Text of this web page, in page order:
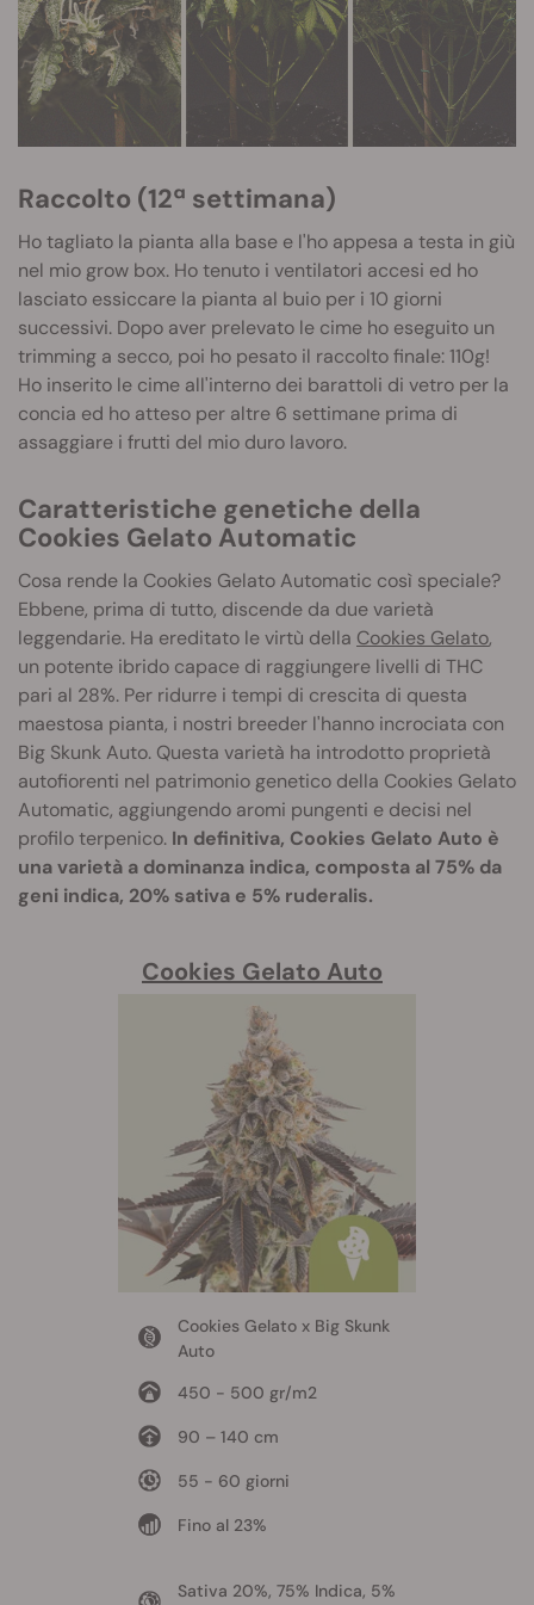
Raccolto (12ª settimana)
Ho tagliato la pianta alla base e l'ho appesa a testa in giù
nel mio grow box. Ho tenuto i ventilatori accesi ed ho
lasciato essiccare la pianta al buio per i 10 giorni
successivi. Dopo aver prelevato le cime ho eseguito un
trimming a secco, poi ho pesato il raccolto finale: 110g!
Ho inserito le cime all'interno dei barattoli di vetro per la
concia ed ho atteso per altre 6 settimane prima di
assaggiare i frutti del mio duro lavoro.
Caratteristiche genetiche della
Cookies Gelato Automatic
Cosa rende la Cookies Gelato Automatic così speciale?
Ebbene, prima di tutto, discende da due varietà
leggendarie. Ha ereditato le virtù della Cookies Gelato,
un potente ibrido capace di raggiungere livelli di THC
pari al 28%. Per ridurre i tempi di crescita di questa
maestosa pianta, i nostri breeder l'hanno incrociata con
Big Skunk Auto. Questa varietà ha introdotto proprietà
autofiorenti nel patrimonio genetico della Cookies Gelato
Automatic, aggiungendo aromi pungenti e decisi nel
profilo terpenico. In definitiva, Cookies Gelato Auto è
una varietà a dominanza indica, composta al 75% da
geni indica, 20% sativa e 5% ruderalis.
Cookies Gelato Auto
Cookies Gelato x Big Skunk
Auto
450 - 500 gr/m2
90 – 140 cm
55 - 60 giorni
Fino al 23%
Sativa 20%, 75% Indica, 5%